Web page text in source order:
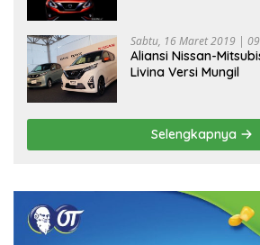
Sabtu, 16 Maret 2019 |
Aliansi Nissan-
Livina Versi Mungil
Selengkapnya